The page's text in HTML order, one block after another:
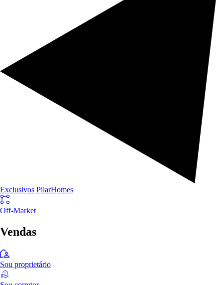
Exclusivos PilarHomes
Off-Market
Vendas
Sou proprietário